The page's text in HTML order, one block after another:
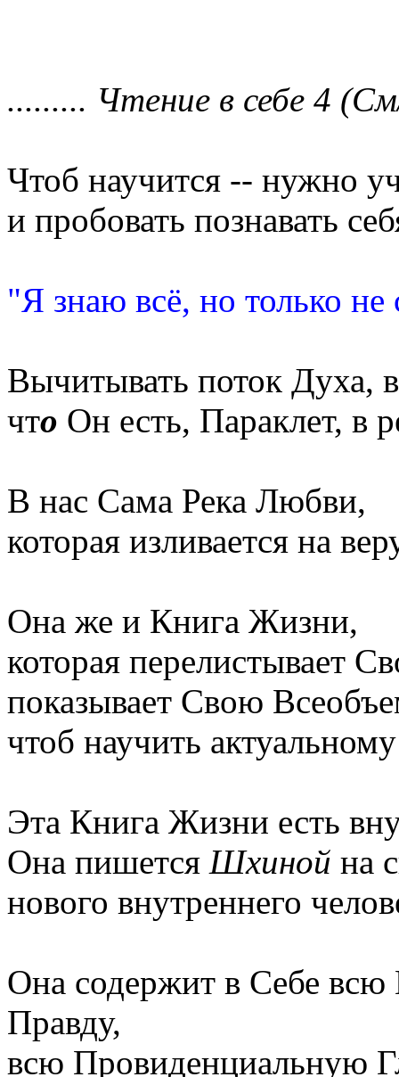
......... Чтение в себе 4
Чтоб научится -- нужно
и пробовать познавать
"Я знаю всё, но только не
Вычитывать поток Духа,
что Он есть, Параклет, в
В нас Сама Река Любви,
которая изливается на
Она же и Книга Жизни,
которая перелистывает
показывает Свою
чтоб научить
Эта Книга Жизни есть
Она пишется Шхиной на
нового внутреннего
Она содержит в Себе
Правду,
всю Провиденциальную